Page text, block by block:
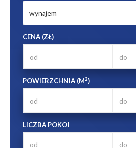
wynajem
CENA (ZŁ)
POWIERZCHNIA (M2)
LICZBA POKOI